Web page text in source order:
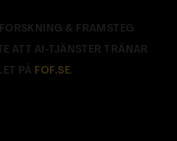
& FRAMSTEG
ATT AI-TJÄNSTER TRÄNAR
PÅ FOF.SE.